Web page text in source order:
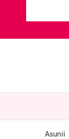
Asunii